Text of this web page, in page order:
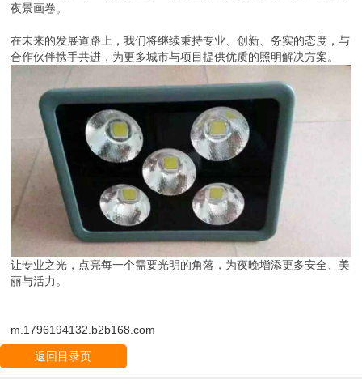
夜景画卷。
在未来的发展道路上，我们将继续秉持专业、创新、务实的态度，与
合作伙伴携手共进，为更多城市与项目提供优质的照明解决方案。
让专业之光，点亮每一个需要光明的角落，为夜晚增添更多安全、美
丽与活力。
m.1796194132.b2b168.com
返回目录页